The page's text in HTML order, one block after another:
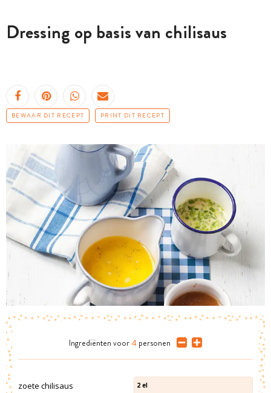
Dressing op basis van chilisaus
BEWAAR DIT RECEPT PRINT DIT RECEPT
Ingrediënten voor 4 personen
zoete chilisaus 2 el